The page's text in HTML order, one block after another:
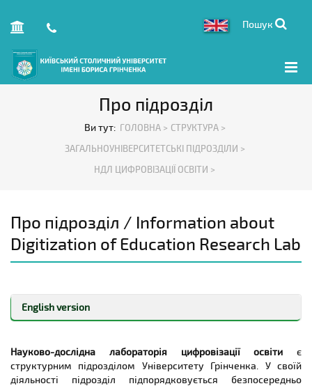
Пошук
Про підрозділ
Ви тут: ГОЛОВНА > СТРУКТУРА >
ЗАГАЛЬНОУНІВЕРСИТЕТСЬКІ ПІДРОЗДІЛИ >
НДЛ ЦИФРОВІЗАЦІЇ ОСВІТИ >
Про підрозділ / Information about
Digitization of Education Research Lab
English version
department of the Grinchenko University. The department
reports directly to the rector of the University.
Until September 1, 2022, the Digitization of Education
Науково-дослідна лабораторія цифровізації освіти є
структурним підрозділом Університету Грінченка. У своїй
діяльності підрозділ підпорядковується безпосередньо